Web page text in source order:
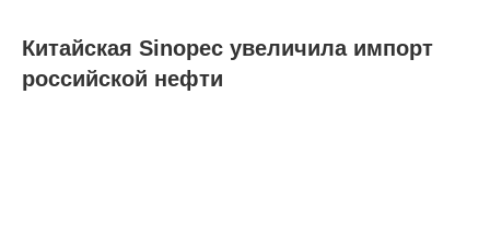
Китайская Sinopec увеличила импорт
российской нефти